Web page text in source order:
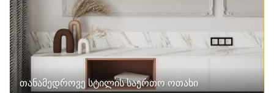
თანამედროვე სტილის საერთო ოთახი